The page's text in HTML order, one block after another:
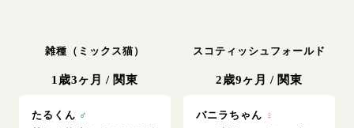
雑種（ミックス猫）
1歳3ヶ月 / 関東
たるくん ♂
スコティッシュフォールド
2歳9ヶ月 / 関東
バニラちゃん ♀